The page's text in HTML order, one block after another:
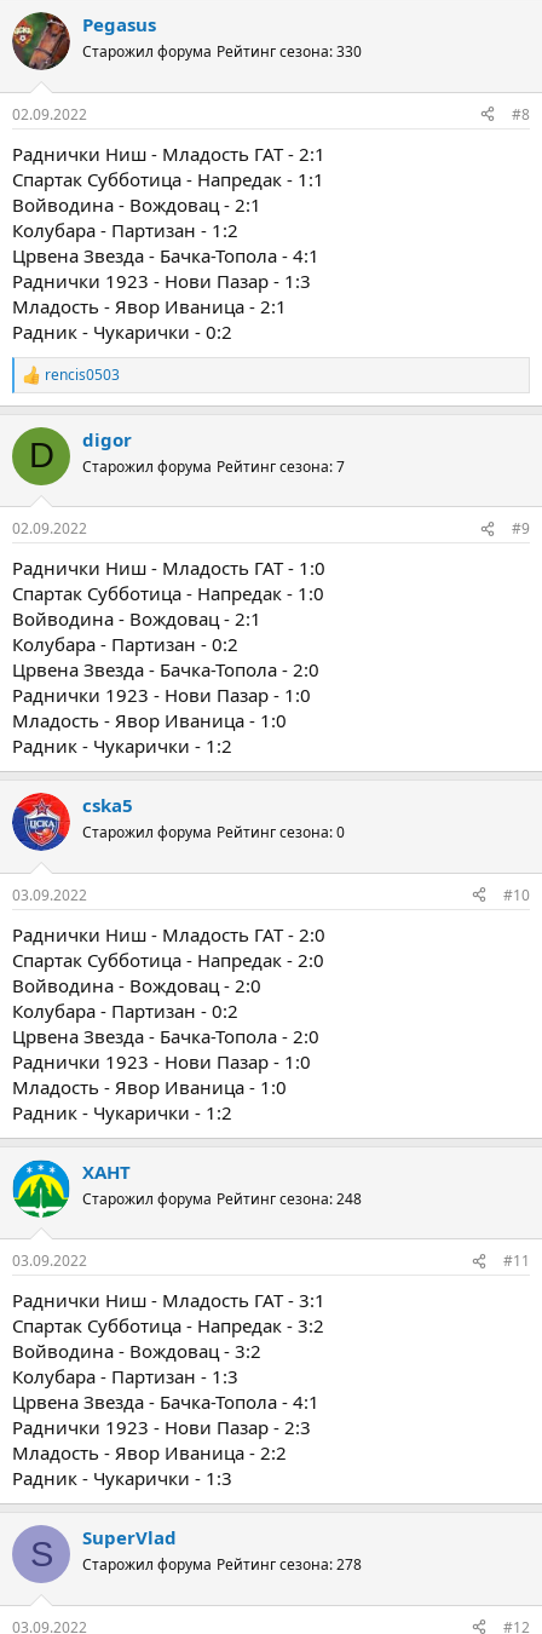
Pegasus
Старожил форума Рейтинг сезона: 330
02.09.2022 #8
Раднички Ниш - Младость ГАТ - 2:1
Спартак Субботица - Напредак - 1:1
Войводина - Вождовац - 2:1
Колубара - Партизан - 1:2
Црвена Звезда - Бачка-Топола - 4:1
Раднички 1923 - Нови Пазар - 1:3
Младость - Явор Иваница - 2:1
Радник - Чукарички - 0:2
Р
е
к
и
rencis0503
D digor
Старожил форума Рейтинг сезона: 7
02.09.2022 #9
Раднички Ниш - Младость ГАТ - 1:0
Спартак Субботица - Напредак - 1:0
Войводина - Вождовац - 2:1
Колубара - Партизан - 0:2
Црвена Звезда - Бачка-Топола - 2:0
Раднички 1923 - Нови Пазар - 1:0
Младость - Явор Иваница - 1:0
Радник - Чукарички - 1:2
cska5
Старожил форума Рейтинг сезона: 0
03.09.2022 #10
Раднички Ниш - Младость ГАТ - 2:0
Спартак Субботица - Напредак - 2:0
Войводина - Вождовац - 2:0
Колубара - Партизан - 0:2
Црвена Звезда - Бачка-Топола - 2:0
Раднички 1923 - Нови Пазар - 1:0
Младость - Явор Иваница - 1:0
Радник - Чукарички - 1:2
ХАНТ
Старожил форума Рейтинг сезона: 248
03.09.2022 #11
Раднички Ниш - Младость ГАТ - 3:1
Спартак Субботица - Напредак - 3:2
Войводина - Вождовац - 3:2
Колубара - Партизан - 1:3
Црвена Звезда - Бачка-Топола - 4:1
Раднички 1923 - Нови Пазар - 2:3
Младость - Явор Иваница - 2:2
Радник - Чукарички - 1:3
S SuperVlad
Старожил форума Рейтинг сезона: 278
03.09.2022 #12